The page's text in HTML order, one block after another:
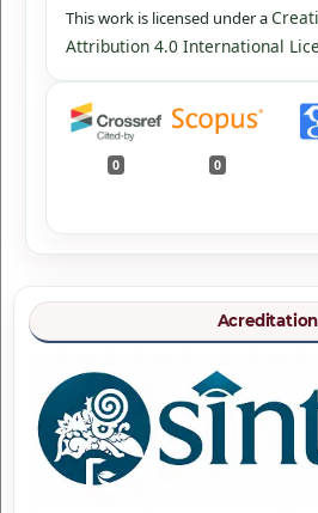
This work is licensed under a
Attribution 4.0 International
0 0
Acreditation